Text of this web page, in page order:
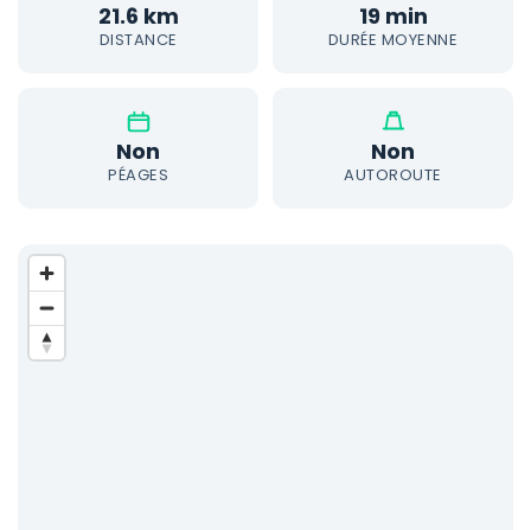
21.6 km
DISTANCE
19 min
DURÉE MOYENNE
Non
PÉAGES
Non
AUTOROUTE